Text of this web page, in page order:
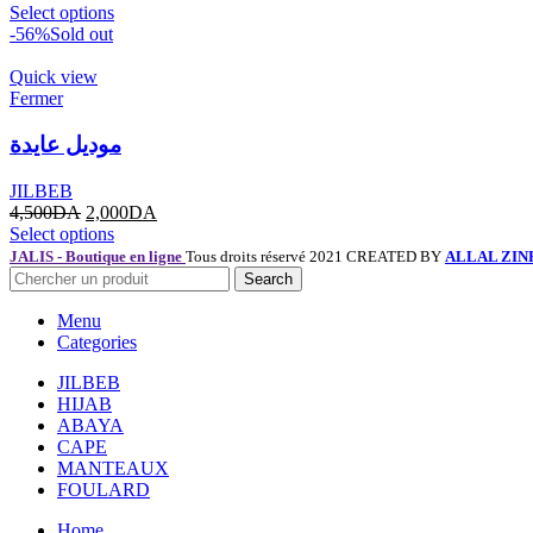
Select options
-56%Sold out
Quick view
Fermer
موديل عايدة
JILBEB
4,500DA 2,000DA
Select options
JALIS - Boutique en ligne Tous droits réservé 2021 CREATED BY ALLAL
Search
Menu
Categories
JILBEB
HIJAB
ABAYA
CAPE
MANTEAUX
FOULARD